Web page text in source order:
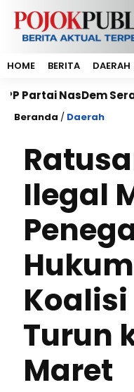
HOME BERITA DAERAH
NasDem Serahkan SK
Beranda / Daerah
Ilegal
Koalisi
Turun
Maret